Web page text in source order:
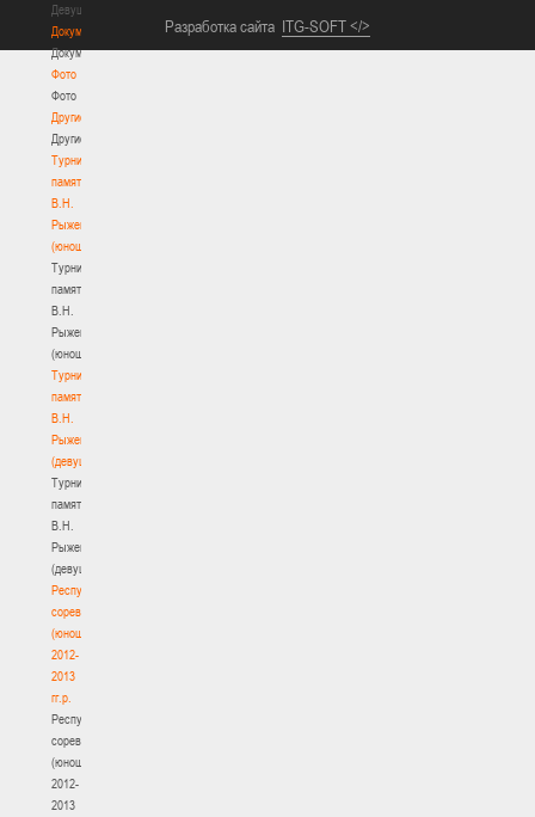
Девушки
Документы
Документы
Фото
Фото
Другие
Другие
Турнир
памяти
В.Н.
Рыженкова
(юноши)
Турнир
памяти
В.Н.
Рыженкова
(юноши)
Турнир
памяти
В.Н.
Рыженкова
(девушки)
Турнир
памяти
В.Н.
Рыженкова
(девушки)
Республиканские
соревнования
(юноши)
2012-
2013
гг.р.
Республиканские
соревнования
(юноши)
2012-
2013
Разработка сайта ITG-SOFT </>